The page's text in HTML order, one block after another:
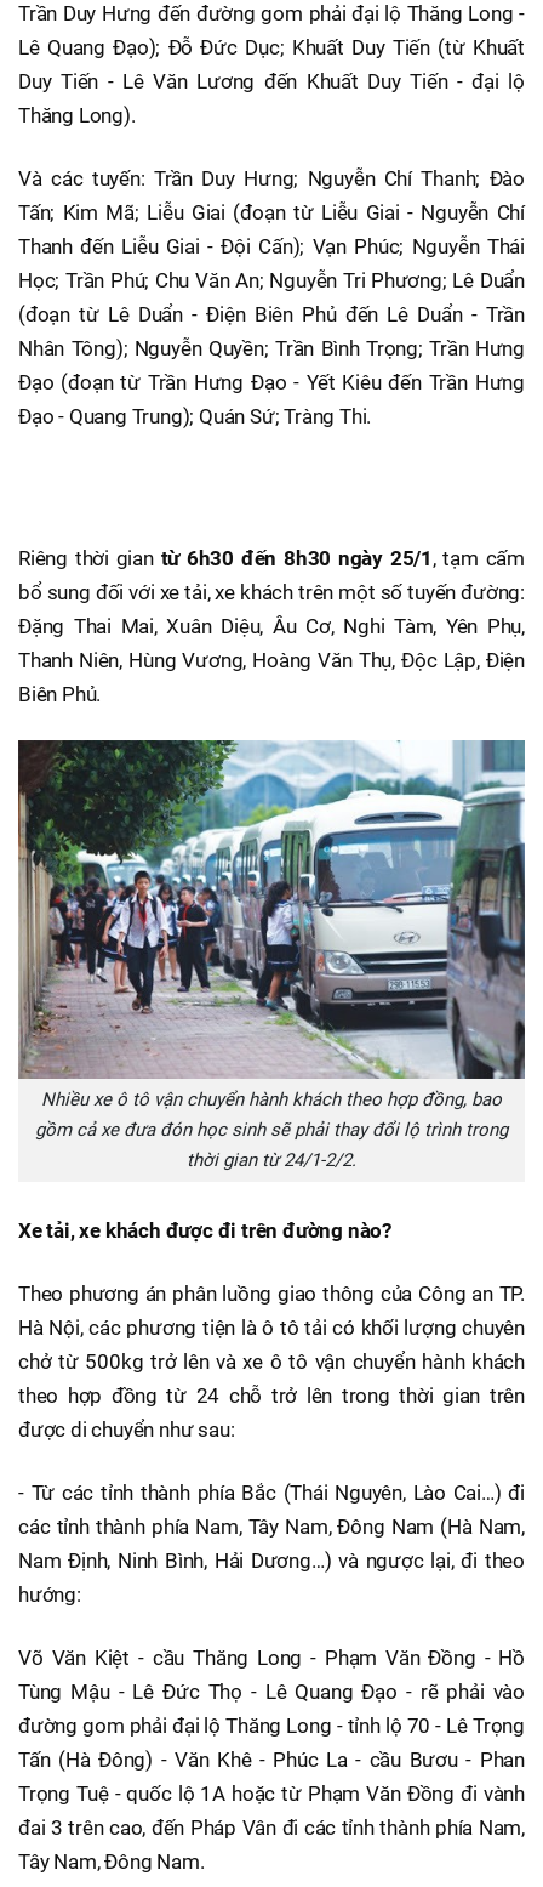
Trần Duy Hưng đến đường gom phải đại lộ Thăng Long -
Lê Quang Đạo); Đỗ Đức Dục; Khuất Duy Tiến (từ Khuất
Duy Tiến - Lê Văn Lương đến Khuất Duy Tiến - đại lộ
Thăng Long).
Và các tuyến: Trần Duy Hưng; Nguyễn Chí Thanh; Đào
Tấn; Kim Mã; Liễu Giai (đoạn từ Liễu Giai - Nguyễn Chí
Thanh đến Liễu Giai - Đội Cấn); Vạn Phúc; Nguyễn Thái
Học; Trần Phú; Chu Văn An; Nguyễn Tri Phương; Lê Duẩn
(đoạn từ Lê Duẩn - Điện Biên Phủ đến Lê Duẩn - Trần
Nhân Tông); Nguyễn Quyền; Trần Bình Trọng; Trần Hưng
Đạo (đoạn từ Trần Hưng Đạo - Yết Kiêu đến Trần Hưng
Đạo - Quang Trung); Quán Sứ; Tràng Thi.
Riêng thời giantừ 6h30 đến 8h30 ngày 25/1 , tạm cấm
bổ sung đối với xe tải, xe khách trên một số tuyến đường:
Đặng Thai Mai, Xuân Diệu, Âu Cơ, Nghi Tàm, Yên Phụ,
Thanh Niên, Hùng Vương, Hoàng Văn Thụ, Độc Lập, Điện
Biên Phủ.
Nhiều xe ô tô vận chuyển hành khách theo hợp đồng, bao
gồm cả xe đưa đón học sinh sẽ phải thay đổi lộ trình trong
thời gian từ 24/1-2/2.
Xe tải, xe khách được đi trên đường nào?
Theo phương án phân luồng giao thông của Công an TP.
Hà Nội, các phương tiện là ô tô tải có khối lượng chuyên
chở từ 500kg trở lên và xe ô tô vận chuyển hành khách
theo hợp đồng từ 24 chỗ trở lên trong thời gian trên
được di chuyển như sau:
- Từ các tỉnh thành phía Bắc (Thái Nguyên, Lào Cai…) đi
các tỉnh thành phía Nam, Tây Nam, Đông Nam (Hà Nam,
Nam Định, Ninh Bình, Hải Dương…) và ngược lại, đi theo
hướng:
Võ Văn Kiệt - cầu Thăng Long - Phạm Văn Đồng - Hồ
Tùng Mậu - Lê Đức Thọ - Lê Quang Đạo - rẽ phải vào
đường gom phải đại lộ Thăng Long - tỉnh lộ 70 - Lê Trọng
Tấn (Hà Đông) - Văn Khê - Phúc La - cầu Bươu - Phan
Trọng Tuệ - quốc lộ 1A hoặc từ Phạm Văn Đồng đi vành
đai 3 trên cao, đến Pháp Vân đi các tỉnh thành phía Nam,
Tây Nam, Đông Nam.